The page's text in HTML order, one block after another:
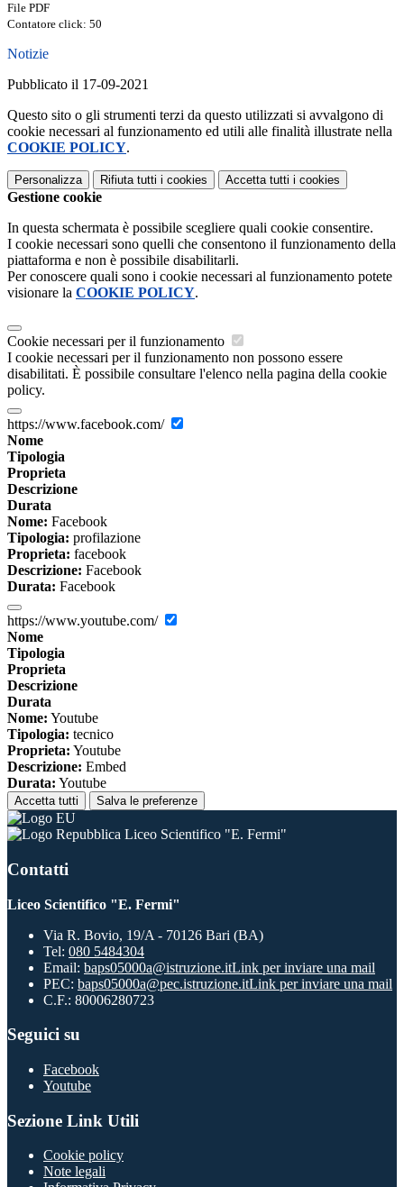
File PDF
Contatore click: 50
Notizie
Pubblicato il 17-09-2021
Questo sito o gli strumenti terzi da questo utilizzati si avvalgono di
cookie necessari al funzionamento ed utili alle finalità illustrate nella
COOKIE POLICY.
Personalizza Rifiuta tutti i cookies Accetta tutti i cookies
Gestione cookie
In questa schermata è possibile scegliere quali cookie consentire.
I cookie necessari sono quelli che consentono il funzionamento della
piattaforma e non è possibile disabilitarli.
Per conoscere quali sono i cookie necessari al funzionamento potete
visionare la COOKIE POLICY.
Cookie necessari per il funzionamento
I cookie necessari per il funzionamento non possono essere
disabilitati. È possibile consultare l'elenco nella pagina della cookie
policy.
https://www.facebook.com/
Nome
Tipologia
Proprieta
Descrizione
Durata
Nome: Facebook
Tipologia: profilazione
Proprieta: facebook
Descrizione: Facebook
Durata: Facebook
https://www.youtube.com/
Nome
Tipologia
Proprieta
Descrizione
Durata
Nome: Youtube
Tipologia: tecnico
Proprieta: Youtube
Descrizione: Embed
Durata: Youtube
Accetta tutti Salva le preferenze
Liceo Scientifico "E. Fermi"
Contatti
Liceo Scientifico "E. Fermi"
Via R. Bovio, 19/A - 70126 Bari (BA)
Tel: 080 5484304
Email: baps05000a@istruzione.itLink per inviare una mail
PEC: baps05000a@pec.istruzione.itLink per inviare una mail
C.F.: 80006280723
Seguici su
Facebook
Youtube
Sezione Link Utili
Cookie policy
Note legali